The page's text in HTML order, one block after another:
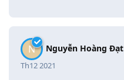
N Nguyễn Hoàng Đạt
Th12 2021